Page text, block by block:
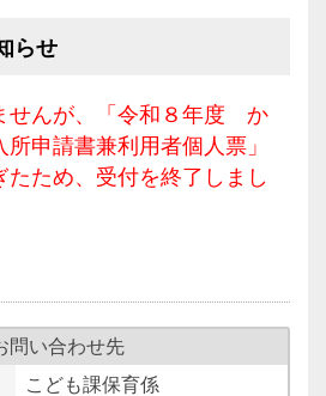
らせ
せんが、「令和８年度 か
申請書兼利用者個人票」
たため、受付を終了しまし
問い合わせ先
こども課保育係